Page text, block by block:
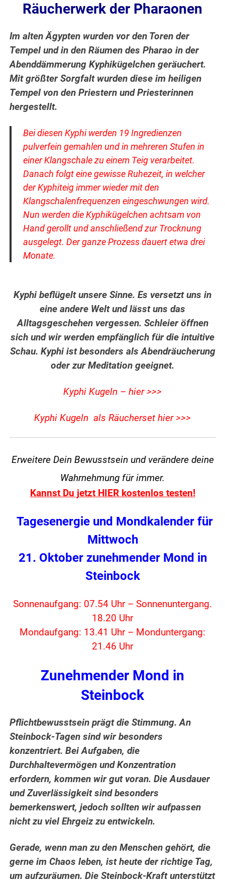
Räucherwerk der Pharaonen
Im alten Ägypten wurden vor den Toren der
Tempel und in den Räumen des Pharao in der
Abenddämmerung Kyphikügelchen geräuchert.
Mit größter Sorgfalt wurden diese im heiligen
Tempel von den Priestern und Priesterinnen
hergestellt.
Bei diesen Kyphi werden 19 Ingredienzen
pulverfein gemahlen und in mehreren Stufen in
einer Klangschale zu einem Teig verarbeitet.
Danach folgt eine gewisse Ruhezeit, in welcher
der Kyphiteig immer wieder mit den
Klangschalenfrequenzen eingeschwungen wird.
Nun werden die Kyphikügelchen achtsam von
Hand gerollt und anschließend zur Trocknung
ausgelegt. Der ganze Prozess dauert etwa drei
Monate.
Kyphi beflügelt unsere Sinne. Es versetzt uns in
eine andere Welt und lässt uns das
Alltagsgeschehen vergessen. Schleier öffnen
sich und wir werden empfänglich für die intuitive
Schau. Kyphi ist besonders als Abendräucherung
oder zur Meditation geeignet.
Kyphi Kugeln – hier >>>
Kyphi Kugeln als Räucherset hier >>>
Erweitere Dein Bewusstsein und verändere deine
Wahrnehmung für immer.
Kannst Du jetzt HIER kostenlos testen!
Tagesenergie und Mondkalender für
Mittwoch
21. Oktober zunehmender Mond in
Steinbock
Sonnenaufgang: 07.54 Uhr – Sonnenuntergang.
18.20 Uhr
Mondaufgang: 13.41 Uhr – Monduntergang:
21.46 Uhr
Zunehmender Mond in
Steinbock
Pflichtbewusstsein prägt die Stimmung. An
Steinbock-Tagen sind wir besonders
konzentriert. Bei Aufgaben, die
Durchhaltevermögen und Konzentration
erfordern, kommen wir gut voran. Die Ausdauer
und Zuverlässigkeit sind besonders
bemerkenswert, jedoch sollten wir aufpassen
nicht zu viel Ehrgeiz zu entwickeln.
Gerade, wenn man zu den Menschen gehört, die
gerne im Chaos leben, ist heute der richtige Tag,
um aufzuräumen. Die Steinbock-Kraft unterstützt